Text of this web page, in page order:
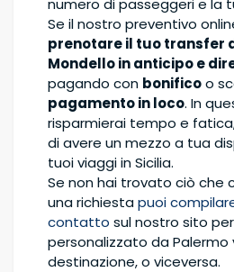
numero di passeggeri e la
Se il nostro preventivo
prenotare il tuo transfer
Mondello in anticipo e
pagando con bonificoo
pagamento in loco. In
risparmierai tempo e
di avere un mezzo a tua
tuoi viaggi in Sicilia.
Se non hai trovato ciò che
una richiestapuoi
contatto sul nostro sito
personalizzato da Palermo
destinazione, o viceversa.